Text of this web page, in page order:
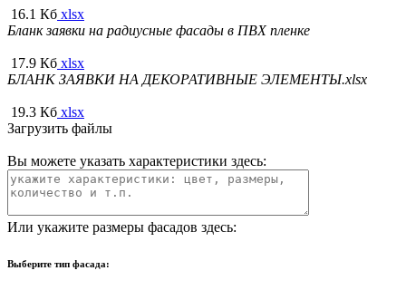
16.1 Кб xlsx
Бланк заявки на радиусные фасады в ПВХ пленке
17.9 Кб xlsx
БЛАНК ЗАЯВКИ НА ДЕКОРАТИВНЫЕ ЭЛЕМЕНТЫ.xlsx
19.3 Кб xlsx
Загрузить файлы
Вы можете указать характеристики здесь:
Или укажите размеры фасадов здесь:
Выберите тип фасада: